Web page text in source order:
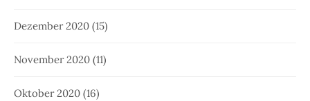
Dezember 2020 (15)
November 2020 (11)
Oktober 2020 (16)